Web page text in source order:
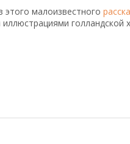
малоизвестного